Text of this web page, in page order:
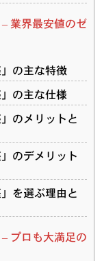
業界最安値のゼ
の主な特徴
の主な仕様
のメリットと
のデメリット
を選ぶ理由と
プロも大満足の